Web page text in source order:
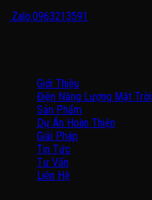
Zalo:0963213591
Giới Thiệu
Điện Năng Lượng Mặt Trời
Sản Phẩm
Dự Án Hoàn Thiện
Giải Pháp
Tin Tức
Tư Vấn
Liên Hệ